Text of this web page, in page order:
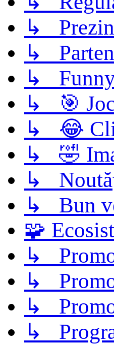
↳
↳
↳
↳ 🎯
↳ 😂
↳ 🤣
↳
↳ Bun
🧩
↳
↳
↳
↳